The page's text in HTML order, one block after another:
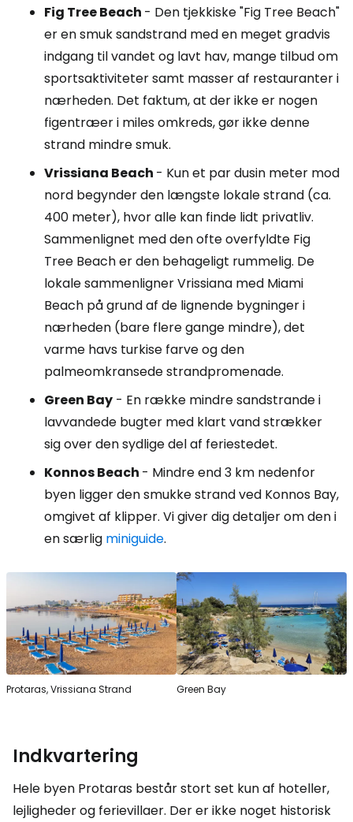
Fig Tree Beach - Den tjekkiske "Fig Tree Beach"
er en smuk sandstrand med en meget gradvis
indgang til vandet og lavt hav, mange tilbud om
sportsaktiviteter samt masser af restauranter i
nærheden. Det faktum, at der ikke er nogen
figentræer i miles omkreds, gør ikke denne
strand mindre smuk.
Vrissiana Beach - Kun et par dusin meter mod
nord begynder den længste lokale strand (ca.
400 meter), hvor alle kan finde lidt privatliv.
Sammenlignet med den ofte overfyldte Fig
Tree Beacher den behageligt rummelig. De
lokale sammenligner Vrissiana med Miami
Beach på grund af de lignende bygninger i
nærheden (bare flere gange mindre), det
varme havs turkise farve og den
palmeomkransede strandpromenade.
Green Bay - En række mindre sandstrande i
lavvandede bugter med klart vand strækker
sig over den sydlige del af feriestedet.
Konnos Beach - Mindre end 3 km nedenfor
byen ligger den smukke strand ved Konnos Bay,
omgivet af klipper. Vi giver dig detaljer om den i
en særlig miniguide.
Protaras, Vrissiana Strand Green Bay
Indkvartering
Hele byen Protaras består stort set kun af hoteller,
lejligheder og ferievillaer. Der er ikke noget historisk